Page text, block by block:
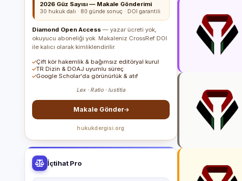
2026 Güz Sayısı — Makale Gönderimi
30 hukuk dalı · 80 günde sonuç · DOI garantili
Diamond Open Access — yazar ücreti yok,
okuyucu aboneliği yok. Makaleniz CrossRef DOI
ile kalıcı olarak kimliklendirilir.
Çift kör hakemlik & bağımsız editöryal kurul
TR Dizin & DOAJ uyumlu süreç
Google Scholar'da görünürlük & atıf
Lex · Ratio · Iustitia
Makale Gönder
hukukdergisi.org
İçtihat Pro